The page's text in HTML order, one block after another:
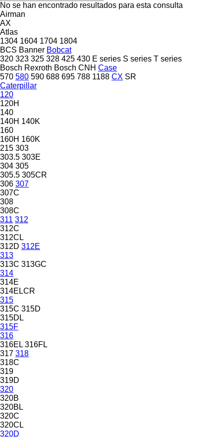
No se han encontrado resultados para esta consulta
Airman
AX
Atlas
1304 1604 1704 1804
BCS Banner Bobcat
320 323 325 328 425 430 E series S series T series
Bosch Rexroth Bosch CNH Case
570 580 590 688 695 788 1188 CX SR
Caterpillar
120
120H
140
140H 140K
160
160H 160K
215 303
303.5 303E
304 305
305.5 305CR
306 307
307C
308
308C
311 312
312C
312CL
312D 312E
313
313C 313GC
314
314E
314ELCR
315
315C 315D
315DL
315F
316
316EL 316FL
317 318
318C
319
319D
320
320B
320BL
320C
320CL
320D